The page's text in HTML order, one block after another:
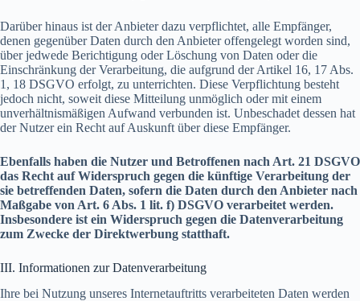
Darüber hinaus ist der Anbieter dazu verpflichtet, alle Empfänger,
denen gegenüber Daten durch den Anbieter offengelegt worden sind,
über jedwede Berichtigung oder Löschung von Daten oder die
Einschränkung der Verarbeitung, die aufgrund der Artikel 16, 17 Abs.
1, 18 DSGVO erfolgt, zu unterrichten. Diese Verpflichtung besteht
jedoch nicht, soweit diese Mitteilung unmöglich oder mit einem
unverhältnismäßigen Aufwand verbunden ist. Unbeschadet dessen hat
der Nutzer ein Recht auf Auskunft über diese Empfänger.
Ebenfalls haben die Nutzer und Betroffenen nach Art. 21 DSGVO
das Recht auf Widerspruch gegen die künftige Verarbeitung der
sie betreffenden Daten, sofern die Daten durch den Anbieter nach
Maßgabe von Art. 6 Abs. 1 lit. f) DSGVO verarbeitet werden.
Insbesondere ist ein Widerspruch gegen die Datenverarbeitung
zum Zwecke der Direktwerbung statthaft.
III. Informationen zur Datenverarbeitung
Ihre bei Nutzung unseres Internetauftritts verarbeiteten Daten werden